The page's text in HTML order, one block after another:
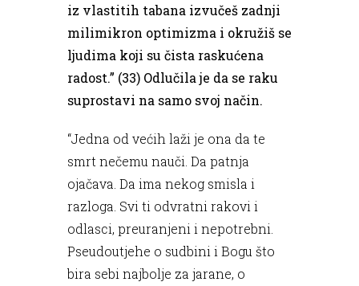
iz vlastitih tabana izvučeš zadnji
milimikron optimizma i okružiš se
ljudima koji su čista raskućena
radost.” (33) Odlučila je da se raku
suprostavi na samo svoj način.
“Jedna od većih laži je ona da te
smrt nečemu nauči. Da patnja
ojačava. Da ima nekog smisla i
razloga. Svi ti odvratni rakovi i
odlasci, preuranjeni i nepotrebni.
Pseudoutjehe o sudbini i Bogu što
bira sebi najbolje za jarane, o